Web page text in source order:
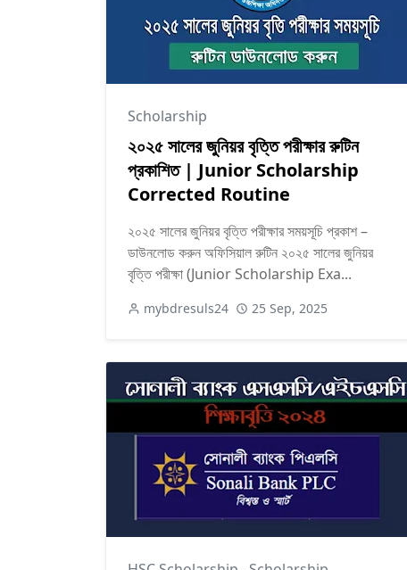
Scholarship
২০২৫ সালের জুনিয়র বৃত্তি পরীক্ষার রুটিন
প্রকাশিত | Junior Scholarship
Corrected Routine
২০২৫ সালের জুনিয়র বৃত্তি পরীক্ষার সময়সূচি প্রকাশ –
ডাউনলোড করুন অফিসিয়াল রুটিন ২০২৫ সালের জুনিয়র
বৃত্তি পরীক্ষা (Junior Scholarship Exa...
mybdresuls24 25 Sep, 2025